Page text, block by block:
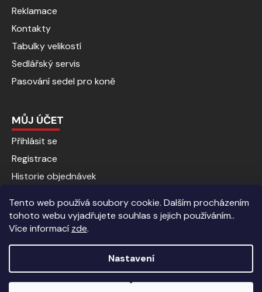
Tento web používá soubory cookie. Dalším procházením
tohoto webu vyjadřujete souhlas s jejich používáním..
Více informací zde.
Nastavení
Reklamace
Kontakty
Tabulky velikostí
Sedlářský servis
Pasování sedel pro koně
MŮJ ÚČET
Přihlásit se
Registrace
Historie objednávek